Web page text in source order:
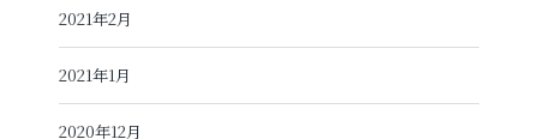
2021年2月
2021年1月
2020年12月